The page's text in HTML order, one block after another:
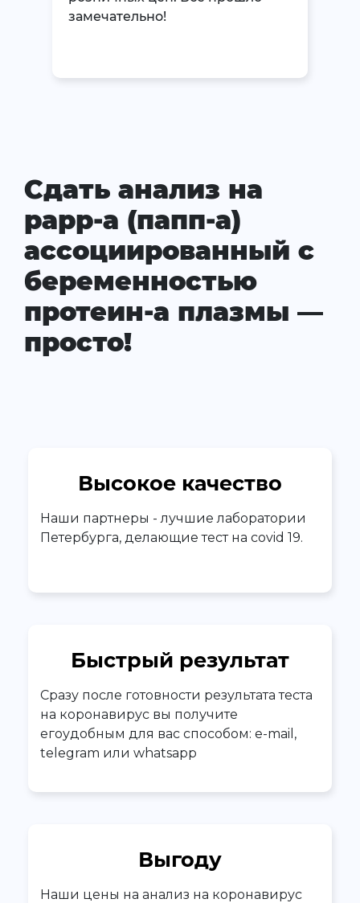
замечательно!
Сдать анализ на
рарр-а (папп-а)
ассоциированный с
беременностью
протеин-а плазмы —
просто!
Высокое качество
Наши партнеры - лучшие лаборатории
Петербурга, делающие тест на covid 19.
Быстрый результат
Сразу после готовности результата теста
на коронавирус вы получите
егоудобным для вас способом: e-mail,
telegram или whatsapp
Выгоду
Наши цены на анализ на коронавирус